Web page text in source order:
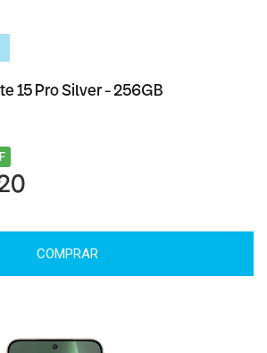
15 Pro Silver - 256GB
COMPRAR